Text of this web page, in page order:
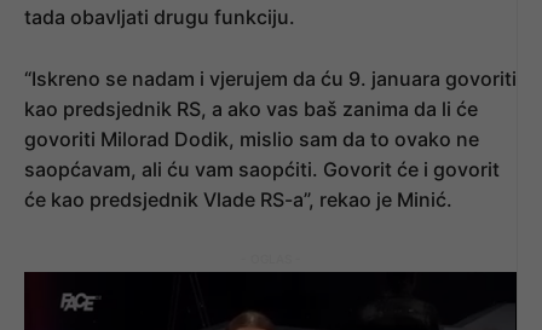
tada obavljati drugu funkciju.
“Iskreno se nadam i vjerujem da ću 9. januara govoriti
kao predsjednik RS, a ako vas baš zanima da li će
govoriti Milorad Dodik, mislio sam da to ovako ne
saopćavam, ali ću vam saopćiti. Govorit će i govorit
će kao predsjednik Vlade RS-a”, rekao je Minić.